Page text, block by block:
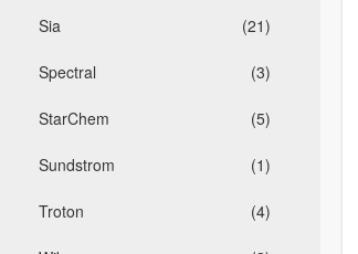
(21)
Sia
(3)
Spectral
(5)
StarChem
(1)
Sundstrom
(4)
Troton